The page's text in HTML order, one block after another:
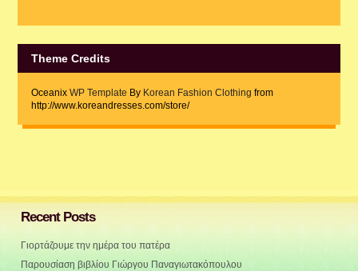
Theme Credits
Oceanix WP Template By Korean Fashion Clothing from
http://www.koreandresses.com/store/
Recent Posts
Γιορτάζουμε την ημέρα του πατέρα
Παρουσίαση βιβλίου Γιώργου Παναγιωτακόπουλου